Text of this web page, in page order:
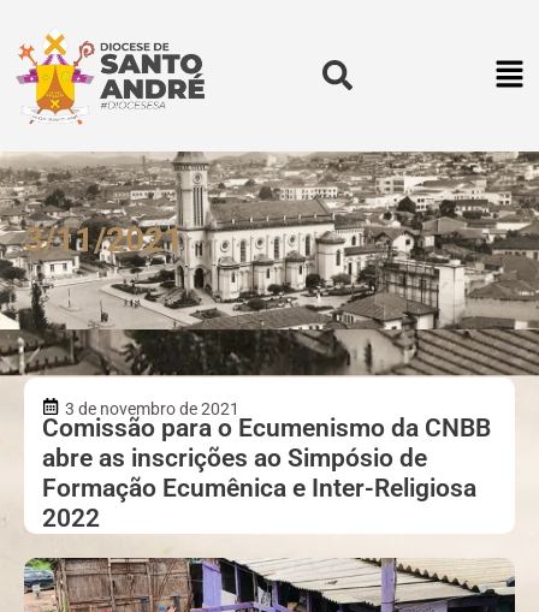
3/11/2021
3 de novembro de 2021
Comissão para o Ecumenismo da CNBB
abre as inscrições ao Simpósio de
Formação Ecumênica e Inter-Religiosa
2022